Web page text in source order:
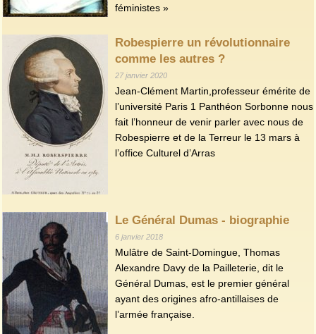
féministes »
Robespierre un révolutionnaire
comme les autres ?
27 janvier 2020
Jean-Clément Martin,professeur émérite de
l’université Paris 1 Panthéon Sorbonne nous
fait l’honneur de venir parler avec nous de
Robespierre et de la Terreur le 13 mars à
l’office Culturel d’Arras
Le Général Dumas - biographie
6 janvier 2018
Mulâtre de Saint-Domingue, Thomas
Alexandre Davy de la Pailleterie, dit le
Général Dumas, est le premier général
ayant des origines afro-antillaises de
l’armée française.